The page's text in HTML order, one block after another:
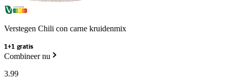
Verstegen Chili con carne kruidenmix
1+1 gratis
Combineer nu
3.99